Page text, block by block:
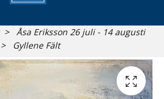
Åsa Eriksson 26 juli - 14 augusti
Gyllene Fält